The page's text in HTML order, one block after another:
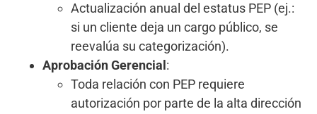
Actualización anual del estatus PEP (ej.:
si un cliente deja un cargo público, se
reevalúa su categorización).
Aprobación Gerencial :
Toda relación con PEP requiere
autorización por parte de la alta dirección